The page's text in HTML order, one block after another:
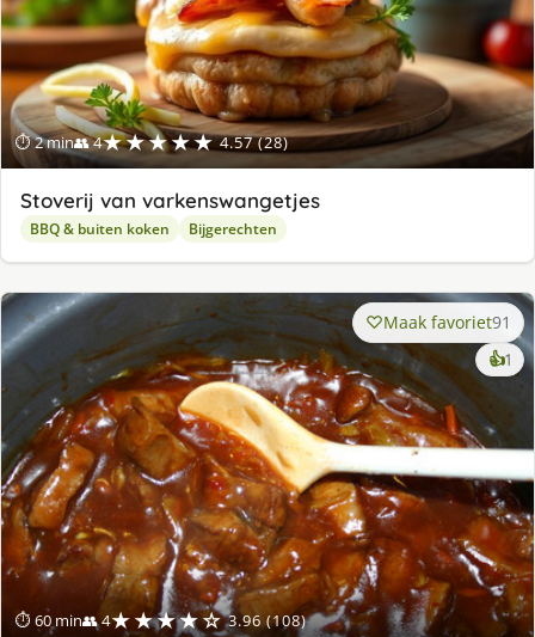
⏱ 2 min👥 4★★★★★ 4.57 (28)
Stoverij van varkenswangetjes
BBQ & buiten koken Bijgerechten
⏱ 60 min👥 4★★★★☆ 3.96 (108)
Maak favoriet91
👍1